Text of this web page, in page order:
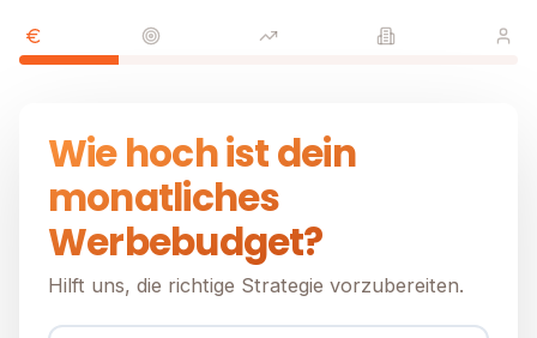
Wie hoch ist dein
monatliches
Werbebudget?
Hilft uns, die richtige Strategie vorzubereiten.